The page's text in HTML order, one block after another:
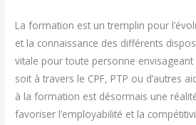
La formation est un tremplin pour
et la connaissance des différents
vitale pour toute personne
soit à travers le CPF, PTP ou d’autres
à la formation est désormais une
favoriser l’employabilité et la